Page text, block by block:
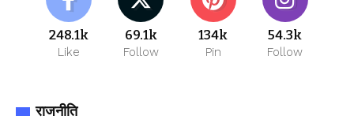
248.1k
Like
69.1k
Follow
134k
Pin
54.3k
Follow
राजनीति